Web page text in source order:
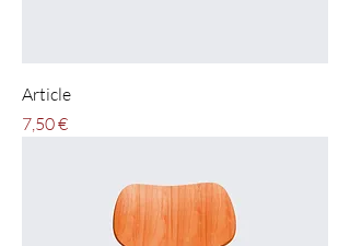
Article
Pris
7,50 €